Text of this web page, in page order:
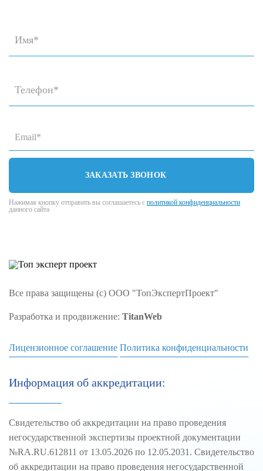
ЗАКАЗАТЬ ЗВОНОК
Нажимая кнопку отправить вы соглашаетесь с политикой конфиденциальности
данного сайта
Все права защищены (с) ООО "ТопЭкспертПроект"
Разработка и продвижение: TitanWeb
Лицензионное соглашение Политика конфиденциальности
Информация об аккредитации:
Свидетельство об аккредитации на право проведения
негосударственной экспертизы проектной документации
№RA.RU.612811 от 13.05.2026 по 12.05.2031. Свидетельство
об аккредитации на право проведения негосударственной